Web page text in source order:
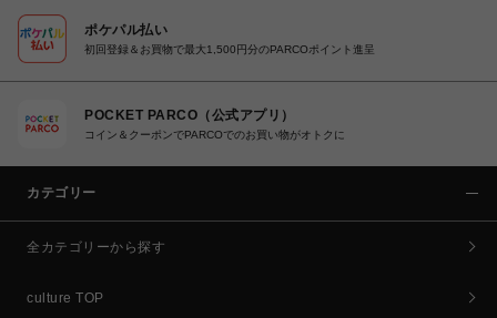
ポケパル払い
初回登録＆お買物で最大1,500円分のPARCOポイント進呈
POCKET PARCO（公式アプリ）
コイン＆クーポンでPARCOでのお買い物がオトクに
カテゴリー
全カテゴリーから探す
culture TOP